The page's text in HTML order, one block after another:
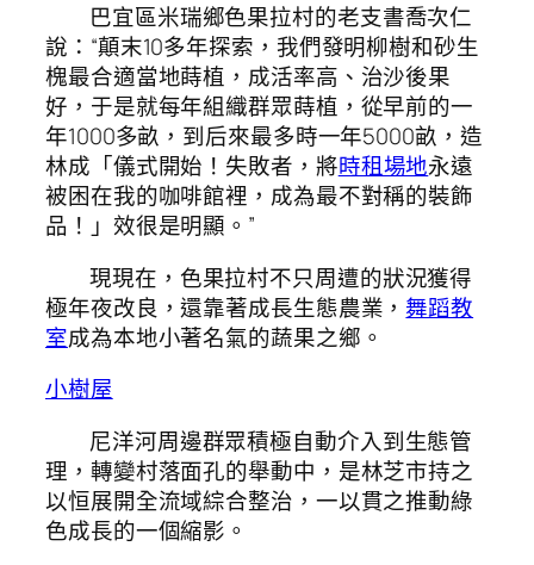
巴宜區米瑞鄉色果拉村的老支書喬次仁
說：“顛末10多年探索，我們發明柳樹和砂生
槐最合適當地蒔植，成活率高、治沙後果
好，于是就每年組織群眾蒔植，從早前的一
年1000多畝，到后來最多時一年5000畝，造
林成「儀式開始！失敗者，將時租場地永遠
被困在我的咖啡館裡，成為最不對稱的裝飾
品！」效很是明顯。”
現現在，色果拉村不只周遭的狀況獲得
極年夜改良，還靠著成長生態農業， 舞蹈教
室成為本地小著名氣的蔬果之鄉。
小樹屋
尼洋河周邊群眾積極自動介入到生態管
理，轉變村落面孔的舉動中，是林芝市持之
以恒展開全流域綜合整治，一以貫之推動綠
色成長的一個縮影。